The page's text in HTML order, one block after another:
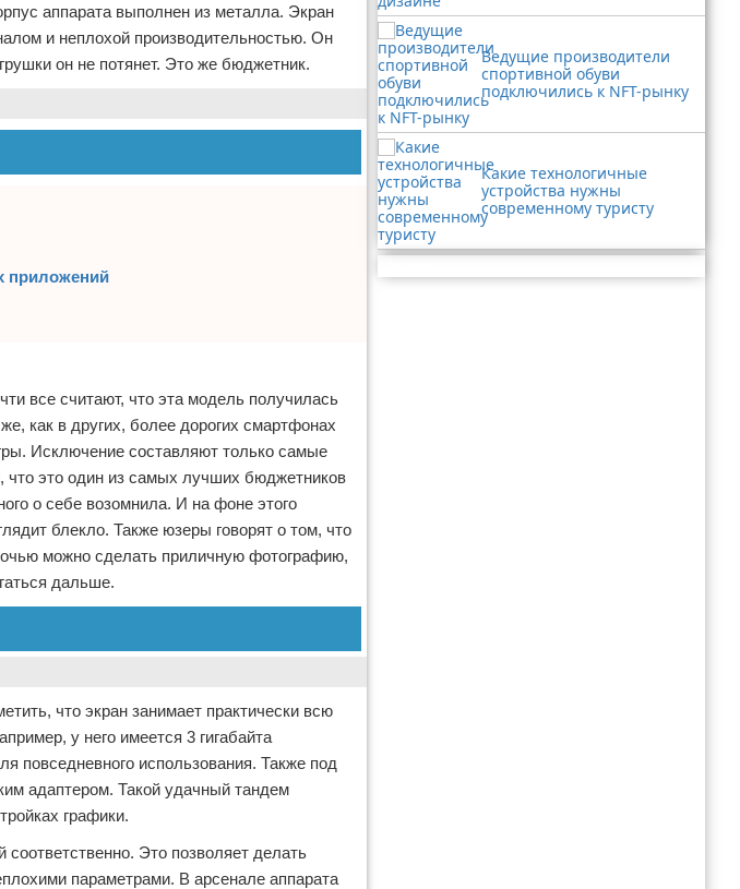
аппарата выполнен из металла. Экран
и неплохой производительностью. Он
он не потянет. Это же бюджетник.
приложений
все считают, что эта модель получилась
как в других, более дорогих смартфонах
Исключение составляют только самые
что это один из самых лучших бюджетников
о себе возомнила. И на фоне этого
блекло. Также юзеры говорят о том, что
можно сделать приличную фотографию,
дальше.
что экран занимает практически всю
у него имеется 3 гигабайта
повседневного использования. Также под
адаптером. Такой удачный тандем
графики.
Это позволяет делать
параметрами. В арсенале аппарата
Ведущие производители
спортивной обуви
подключились к NFT-рынку
Какие технологичные
устройства нужны
современному туристу